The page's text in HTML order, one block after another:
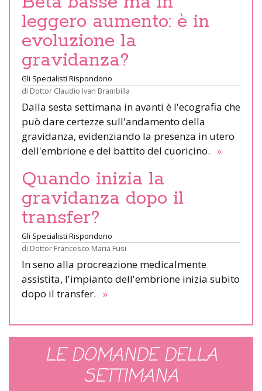
leggero aumento: è in
evoluzione la
gravidanza?
Gli Specialisti Rispondono
di Dottor Claudio Ivan Brambilla
Dalla sesta settimana in avanti è l'ecografia che
può dare certezze sull'andamento della
gravidanza, evidenziando la presenza in utero
dell'embrione e del battito del cuoricino. »
Quando inizia la
gravidanza dopo il
transfer?
Gli Specialisti Rispondono
di Dottor Francesco Maria Fusi
In seno alla procreazione medicalmente
assistita, l'impianto dell'embrione inizia subito
dopo il transfer. »
LE DOMANDE DELLA
SETTIMANA